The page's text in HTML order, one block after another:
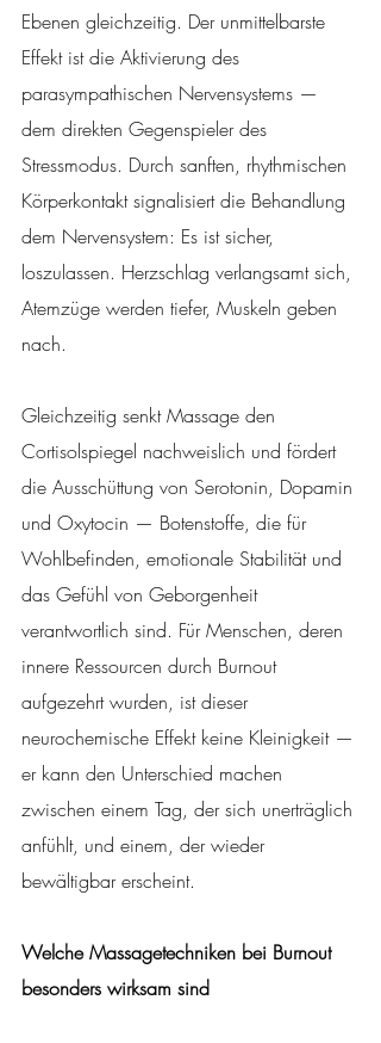
Ebenen gleichzeitig. Der unmittelbarste
Effekt ist die Aktivierung des
parasympathischen Nervensystems —
dem direkten Gegenspieler des
Stressmodus. Durch sanften, rhythmischen
Körperkontakt signalisiert die Behandlung
dem Nervensystem: Es ist sicher,
loszulassen. Herzschlag verlangsamt sich,
Atemzüge werden tiefer, Muskeln geben
nach.
Gleichzeitig senkt Massage den
Cortisolspiegel nachweislich und fördert
die Ausschüttung von Serotonin, Dopamin
und Oxytocin — Botenstoffe, die für
Wohlbefinden, emotionale Stabilität und
das Gefühl von Geborgenheit
verantwortlich sind. Für Menschen, deren
innere Ressourcen durch Burnout
aufgezehrt wurden, ist dieser
neurochemische Effekt keine Kleinigkeit —
er kann den Unterschied machen
zwischen einem Tag, der sich unerträglich
anfühlt, und einem, der wieder
bewältigbar erscheint.
Welche Massagetechniken bei Burnout
besonders wirksam sind